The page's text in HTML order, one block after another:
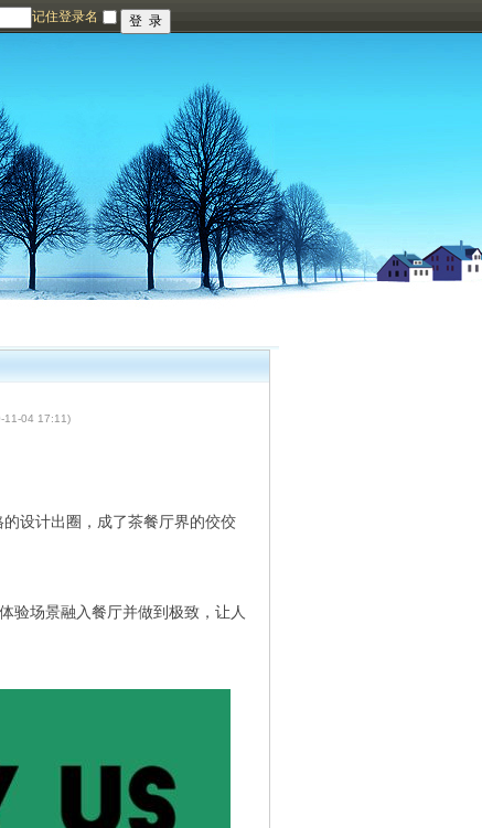
记住登录名
11-04 17:11)
设计出圈，成了茶餐厅界的佼佼
验场景融入餐厅并做到极致，让人